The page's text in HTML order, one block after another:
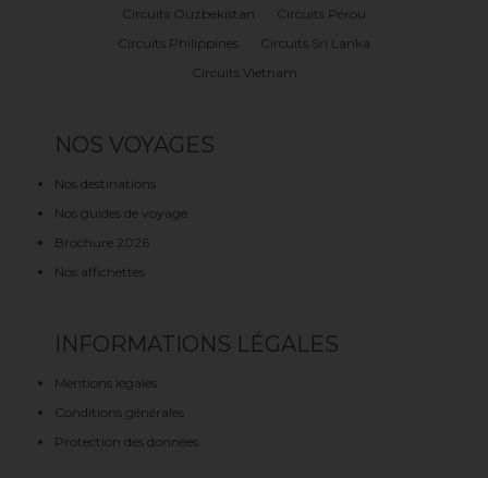
Circuits Ouzbekistan
Circuits Pérou
Circuits Philippines
Circuits Sri Lanka
Circuits Vietnam
NOS VOYAGES
Nos destinations
Nos guides de voyage
Brochure 2026
Nos affichettes
INFORMATIONS LÉGALES
Mentions légales
Conditions générales
Protection des données